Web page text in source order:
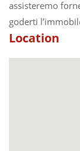
assisteremo
goderti
Location